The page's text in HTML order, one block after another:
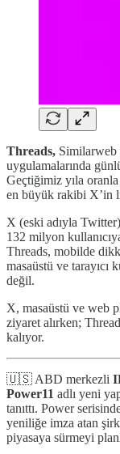
Threads, Similarweb
uygulamalarında
Geçtiğimiz yıla
en büyük rakibi X’in
X (eski adıyla
132 milyon
Threads, mobilde
masaüstü ve tarayıcı
değil.
X, masaüstü ve web
ziyaret alırken;
kalıyor.
🇺🇸 ABD merkezli
Power11 adlı yeni
tanıttı. Power
yeniliğe imza atan
piyasaya sürmeyi